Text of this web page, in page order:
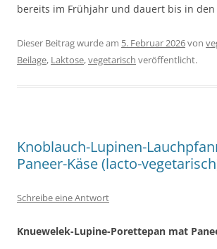
bereits im Frühjahr und dauert bis in den
Dieser Beitrag wurde am 5. Februar 2026von
Beilage, Laktose,vegetarisch veröffentlicht.
Knoblauch-Lupinen-
Paneer-Käse (lacto-
Schreibe eine Antwort
Knuewelek-Lupine-Porettepan mat